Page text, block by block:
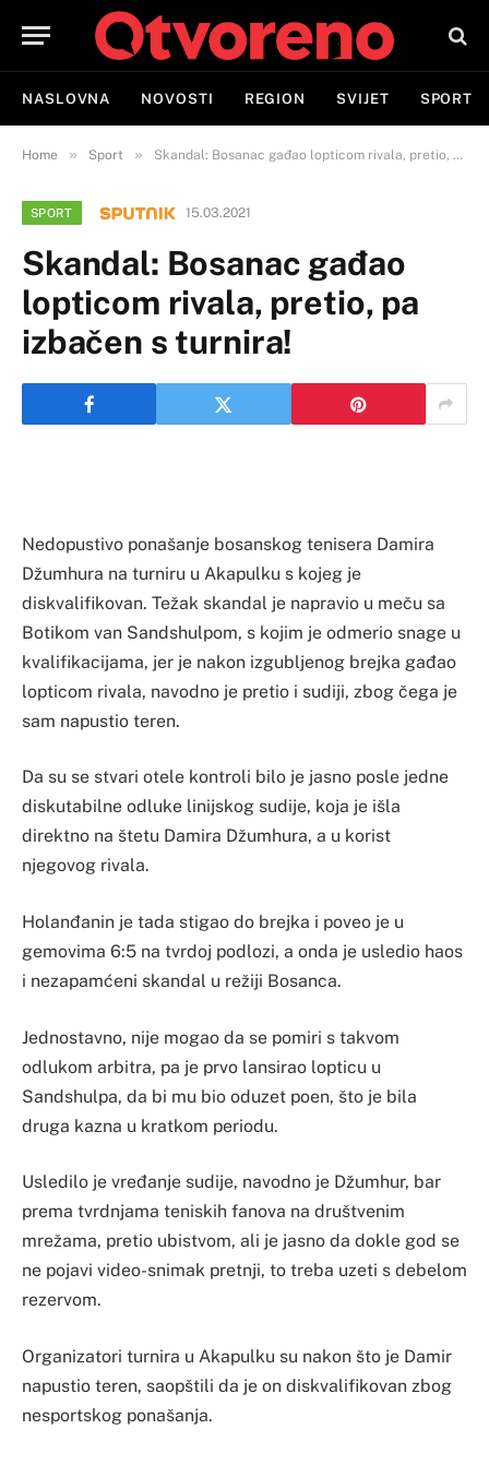
NASLOVNA NOVOSTI REGION SVIJET SPORT
Home » Sport » Skandal: Bosanac gađao lopticom rivala, pretio, pa izbačen s turnira!
SPORT 15.03.2021
Skandal: Bosanac gađao
lopticom rivala, pretio, pa
izbačen s turnira!
Nedopustivo ponašanje bosanskog tenisera Damira
Džumhura na turniru u Akapulku s kojeg je
diskvalifikovan. Težak skandal je napravio u meču sa
Botikom van Sandshulpom, s kojim je odmerio snage u
kvalifikacijama, jer je nakon izgubljenog brejka gađao
lopticom rivala, navodno je pretio i sudiji, zbog čega je
sam napustio teren.
Da su se stvari otele kontroli bilo je jasno posle jedne
diskutabilne odluke linijskog sudije, koja je išla
direktno na štetu Damira Džumhura, a u korist
njegovog rivala.
Holanđanin je tada stigao do brejka i poveo je u
gemovima 6:5 na tvrdoj podlozi, a onda je usledio haos
i nezapamćeni skandal u režiji Bosanca.
Jednostavno, nije mogao da se pomiri s takvom
odlukom arbitra, pa je prvo lansirao lopticu u
Sandshulpa, da bi mu bio oduzet poen, što je bila
druga kazna u kratkom periodu.
Usledilo je vređanje sudije, navodno je Džumhur, bar
prema tvrdnjama teniskih fanova na društvenim
mrežama, pretio ubistvom, ali je jasno da dokle god se
ne pojavi video-snimak pretnji, to treba uzeti s debelom
rezervom.
Organizatori turnira u Akapulku su nakon što je Damir
napustio teren, saopštili da je on diskvalifikovan zbog
nesportskog ponašanja.